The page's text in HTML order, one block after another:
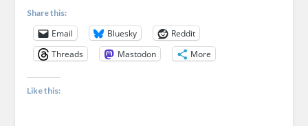
Share this:
Email Bluesky
Reddit
Threads
Mastodon More
Like this: